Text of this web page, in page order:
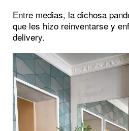
Entre medias, la dichosa
que les hizo reinventarse y
delivery.